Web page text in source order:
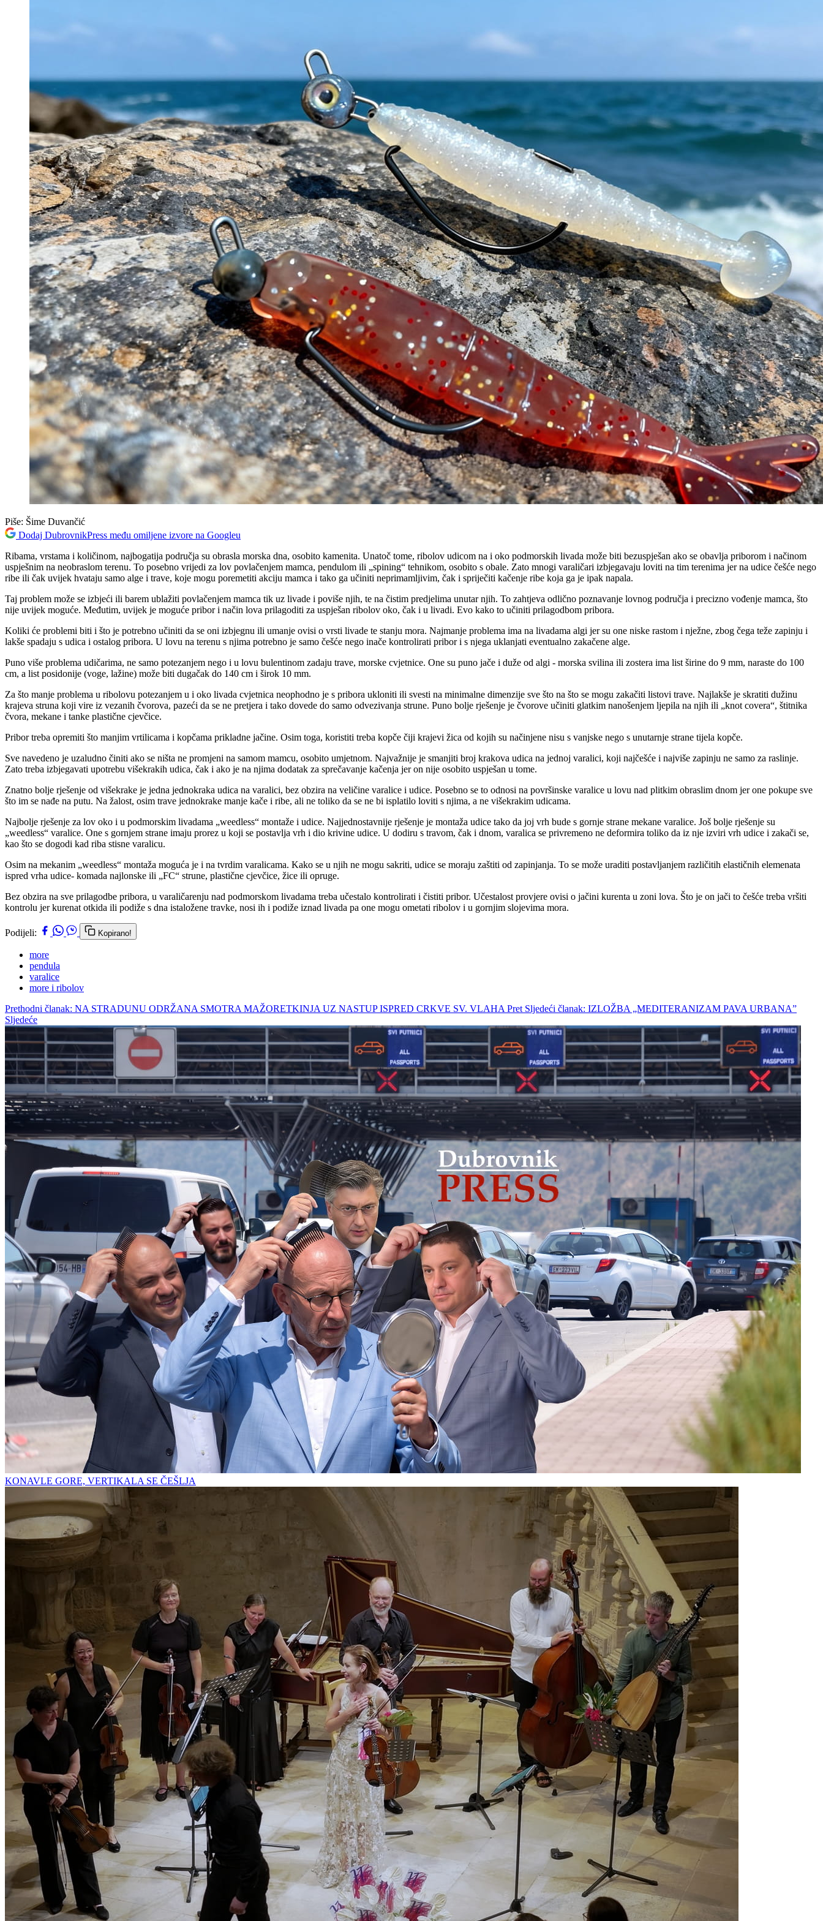
Piše: Šime Duvančić
Dodaj DubrovnikPress među omiljene izvore na Googleu
Ribama, vrstama i količinom, najbogatija područja su obrasla morska dna, osobito kamenita. Unatoč tome, ribolov udicom na i oko podmorskih livada može biti bezuspješan ako se obavlja priborom i načinom
uspješnim na neobraslom terenu. To posebno vrijedi za lov povlačenjem mamca, pendulom ili „spining“ tehnikom, osobito s obale. Zato mnogi varaličari izbjegavaju loviti na tim terenima jer na udice češće nego
ribe ili čak uvijek hvataju samo alge i trave, koje mogu poremetiti akciju mamca i tako ga učiniti neprimamljivim, čak i spriječiti kačenje ribe koja ga je ipak napala.
Taj problem može se izbjeći ili barem ublažiti povlačenjem mamca tik uz livade i poviše njih, te na čistim predjelima unutar njih. To zahtjeva odlično poznavanje lovnog područja i precizno vođenje mamca, što
nije uvijek moguće. Međutim, uvijek je moguće pribor i način lova prilagoditi za uspješan ribolov oko, čak i u livadi. Evo kako to učiniti prilagodbom pribora.
Koliki će problemi biti i što je potrebno učiniti da se oni izbjegnu ili umanje ovisi o vrsti livade te stanju mora. Najmanje problema ima na livadama algi jer su one niske rastom i nježne, zbog čega teže zapinju i
lakše spadaju s udica i ostalog pribora. U lovu na terenu s njima potrebno je samo češće nego inače kontrolirati pribor i s njega uklanjati eventualno zakačene alge.
Puno više problema udičarima, ne samo potezanjem nego i u lovu bulentinom zadaju trave, morske cvjetnice. One su puno jače i duže od algi - morska svilina ili zostera ima list širine do 9 mm, naraste do 100
cm, a list posidonije (voge, lažine) može biti dugačak do 140 cm i širok 10 mm.
Za što manje problema u ribolovu potezanjem u i oko livada cvjetnica neophodno je s pribora ukloniti ili svesti na minimalne dimenzije sve što na što se mogu zakačiti listovi trave. Najlakše je skratiti dužinu
krajeva struna koji vire iz vezanih čvorova, pazeći da se ne pretjera i tako dovede do samo odvezivanja strune. Puno bolje rješenje je čvorove učiniti glatkim nanošenjem ljepila na njih ili „knot covera“, štitnika
čvora, mekane i tanke plastične cjevčice.
Pribor treba opremiti što manjim vrtilicama i kopčama prikladne jačine. Osim toga, koristiti treba kopče čiji krajevi žica od kojih su načinjene nisu s vanjske nego s unutarnje strane tijela kopče.
Sve navedeno je uzaludno činiti ako se ništa ne promjeni na samom mamcu, osobito umjetnom. Najvažnije je smanjiti broj krakova udica na jednoj varalici, koji najčešće i najviše zapinju ne samo za raslinje.
Zato treba izbjegavati upotrebu višekrakih udica, čak i ako je na njima dodatak za sprečavanje kačenja jer on nije osobito uspješan u tome.
Znatno bolje rješenje od višekrake je jedna jednokraka udica na varalici, bez obzira na veličine varalice i udice. Posebno se to odnosi na površinske varalice u lovu nad plitkim obraslim dnom jer one pokupe sve
što im se nađe na putu. Na žalost, osim trave jednokrake manje kače i ribe, ali ne toliko da se ne bi isplatilo loviti s njima, a ne višekrakim udicama.
Najbolje rješenje za lov oko i u podmorskim livadama „weedless“ montaže i udice. Najjednostavnije rješenje je montaža udice tako da joj vrh bude s gornje strane mekane varalice. Još bolje rješenje su
„weedless“ varalice. One s gornjem strane imaju prorez u koji se postavlja vrh i dio krivine udice. U dodiru s travom, čak i dnom, varalica se privremeno ne deformira toliko da iz nje izviri vrh udice i zakači se,
kao što se dogodi kad riba stisne varalicu.
Osim na mekanim „weedless“ montaža moguća je i na tvrdim varalicama. Kako se u njih ne mogu sakriti, udice se moraju zaštiti od zapinjanja. To se može uraditi postavljanjem različitih elastičnih elemenata
ispred vrha udice- komada najlonske ili „FC“ strune, plastične cjevčice, žice ili opruge.
Bez obzira na sve prilagodbe pribora, u varaličarenju nad podmorskom livadama treba učestalo kontrolirati i čistiti pribor. Učestalost provjere ovisi o jačini kurenta u zoni lova. Što je on jači to češće treba vršiti
kontrolu jer kurenat otkida ili podiže s dna istaložene travke, nosi ih i podiže iznad livada pa one mogu ometati ribolov i u gornjim slojevima mora.
Podijeli: Kopirano!
more
pendula
varalice
more i ribolov
Prethodni članak: NA STRADUNU ODRŽANA SMOTRA MAŽORETKINJA UZ NASTUP ISPRED CRKVE SV. VLAHA Pret Sljedeći članak: IZLOŽBA „MEDITERANIZAM PAVA URBANA”
Sljedeće
KONAVLE GORE, VERTIKALA SE ČEŠLJA